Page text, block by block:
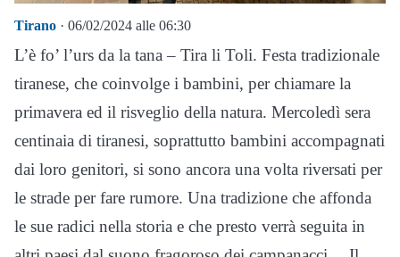
Tirano · 06/02/2024 alle 06:30
L’è fo’ l’urs da la tana – Tira li Toli. Festa tradizionale
tiranese, che coinvolge i bambini, per chiamare la
primavera ed il risveglio della natura. Mercoledì sera
centinaia di tiranesi, soprattutto bambini accompagnati
dai loro genitori, si sono ancora una volta riversati per
le strade per fare rumore. Una tradizione che affonda
le sue radici nella storia e che presto verrà seguita in